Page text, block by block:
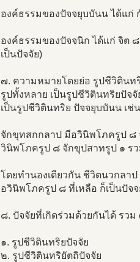
องค์ธรรมของปัจจยุบบันน ได้แก่
องค์ธรรมของปัจจนิก ได้แก่ จิต
เป็นปัจจัย)
๗. ความหมายโดยย่อ รูปชีวิตินท
รูปทั้งหลาย เป็นรูปชีวิตินทริยปัจ
เป็นรูปชีวิตินทริย ปัจจยุบบันน เช่น
จักขุทสกกลาป มีอวินิพโภครูป ๘
วินิพโภครูป ๘ จักขุปสาทรูป ๑ ร
โดยทำนองเดียวกัน ชีวิตนวกลา
อวินิพโภครูป ๘ ที่เหลือ ก็เป็นปัจ
๘. ปัจจัยที่เกิดร่วมด้วยกันได้ รวม
๑. รูปชีวิตินทริยปัจจัย
๒. รูปชีวิตินทริยัตถิปัจจัย